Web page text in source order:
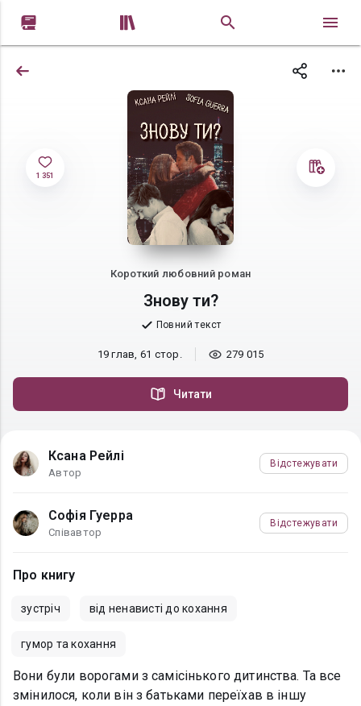
 
1 351
Короткий любовний роман
Знову ти?
Повний текст
19 глав, 61 стор. 279 015
Читати
Ксана Рейлі
Автор
Відстежувати
Софія Гуерра
Співавтор
Відстежувати
Про книгу
зустріч від ненависті до кохання
гумор та кохання
Вони були ворогами з самісінького дитинства. Та все
змінилося, коли він з батьками переїхав в іншу